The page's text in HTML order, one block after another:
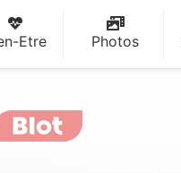
Etre Photos